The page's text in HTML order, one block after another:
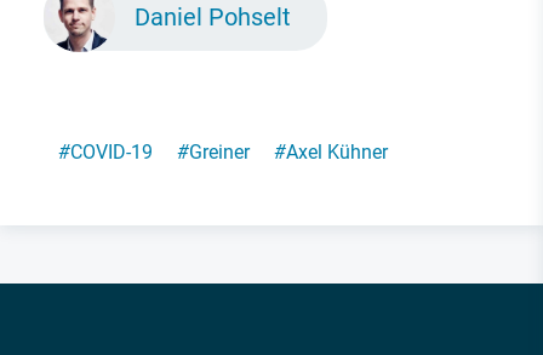
Daniel Pohselt
#COVID-19 #Greiner #Axel Kühner